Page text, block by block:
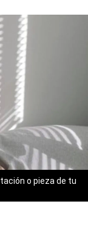
o pieza de tu